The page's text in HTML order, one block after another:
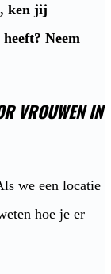
ken jij
Neem
VROUWEN IN
we een locatie
hoe je er